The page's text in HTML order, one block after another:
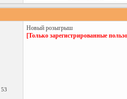
Новый розыгрыш
[Только зарегистрированные